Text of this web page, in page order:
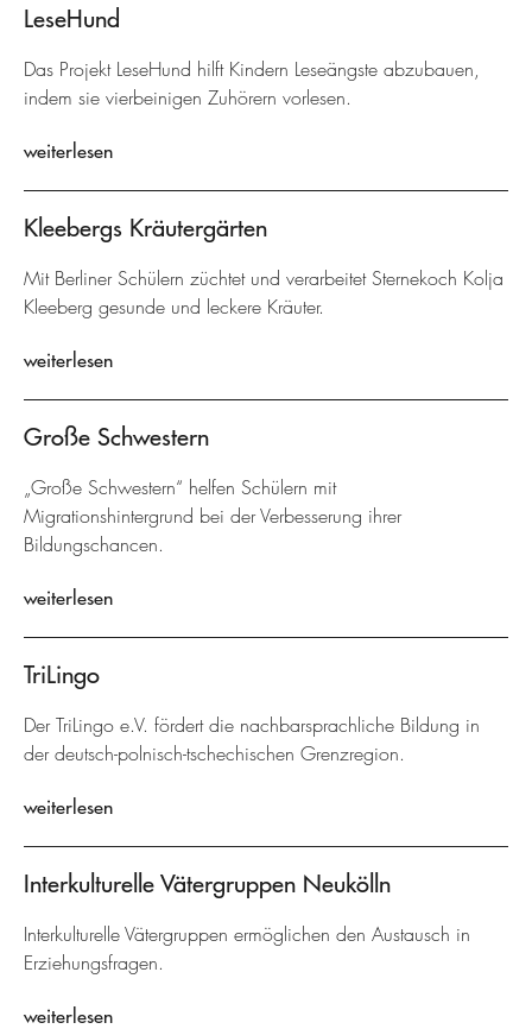
LeseHund
Das Projekt LeseHund hilft Kindern Leseängste abzubauen,
indem sie vierbeinigen Zuhörern vorlesen.
weiterlesen
Kleebergs Kräutergärten
Mit Berliner Schülern züchtet und verarbeitet Sternekoch Kolja
Kleeberg gesunde und leckere Kräuter.
weiterlesen
Große Schwestern
„Große Schwestern“ helfen Schülern mit
Migrationshintergrund bei der Verbesserung ihrer
Bildungschancen.
weiterlesen
TriLingo
Der TriLingo e.V. fördert die nachbarsprachliche Bildung in
der deutsch-polnisch-tschechischen Grenzregion.
weiterlesen
Interkulturelle Vätergruppen Neukölln
Interkulturelle Vätergruppen ermöglichen den Austausch in
Erziehungsfragen.
weiterlesen